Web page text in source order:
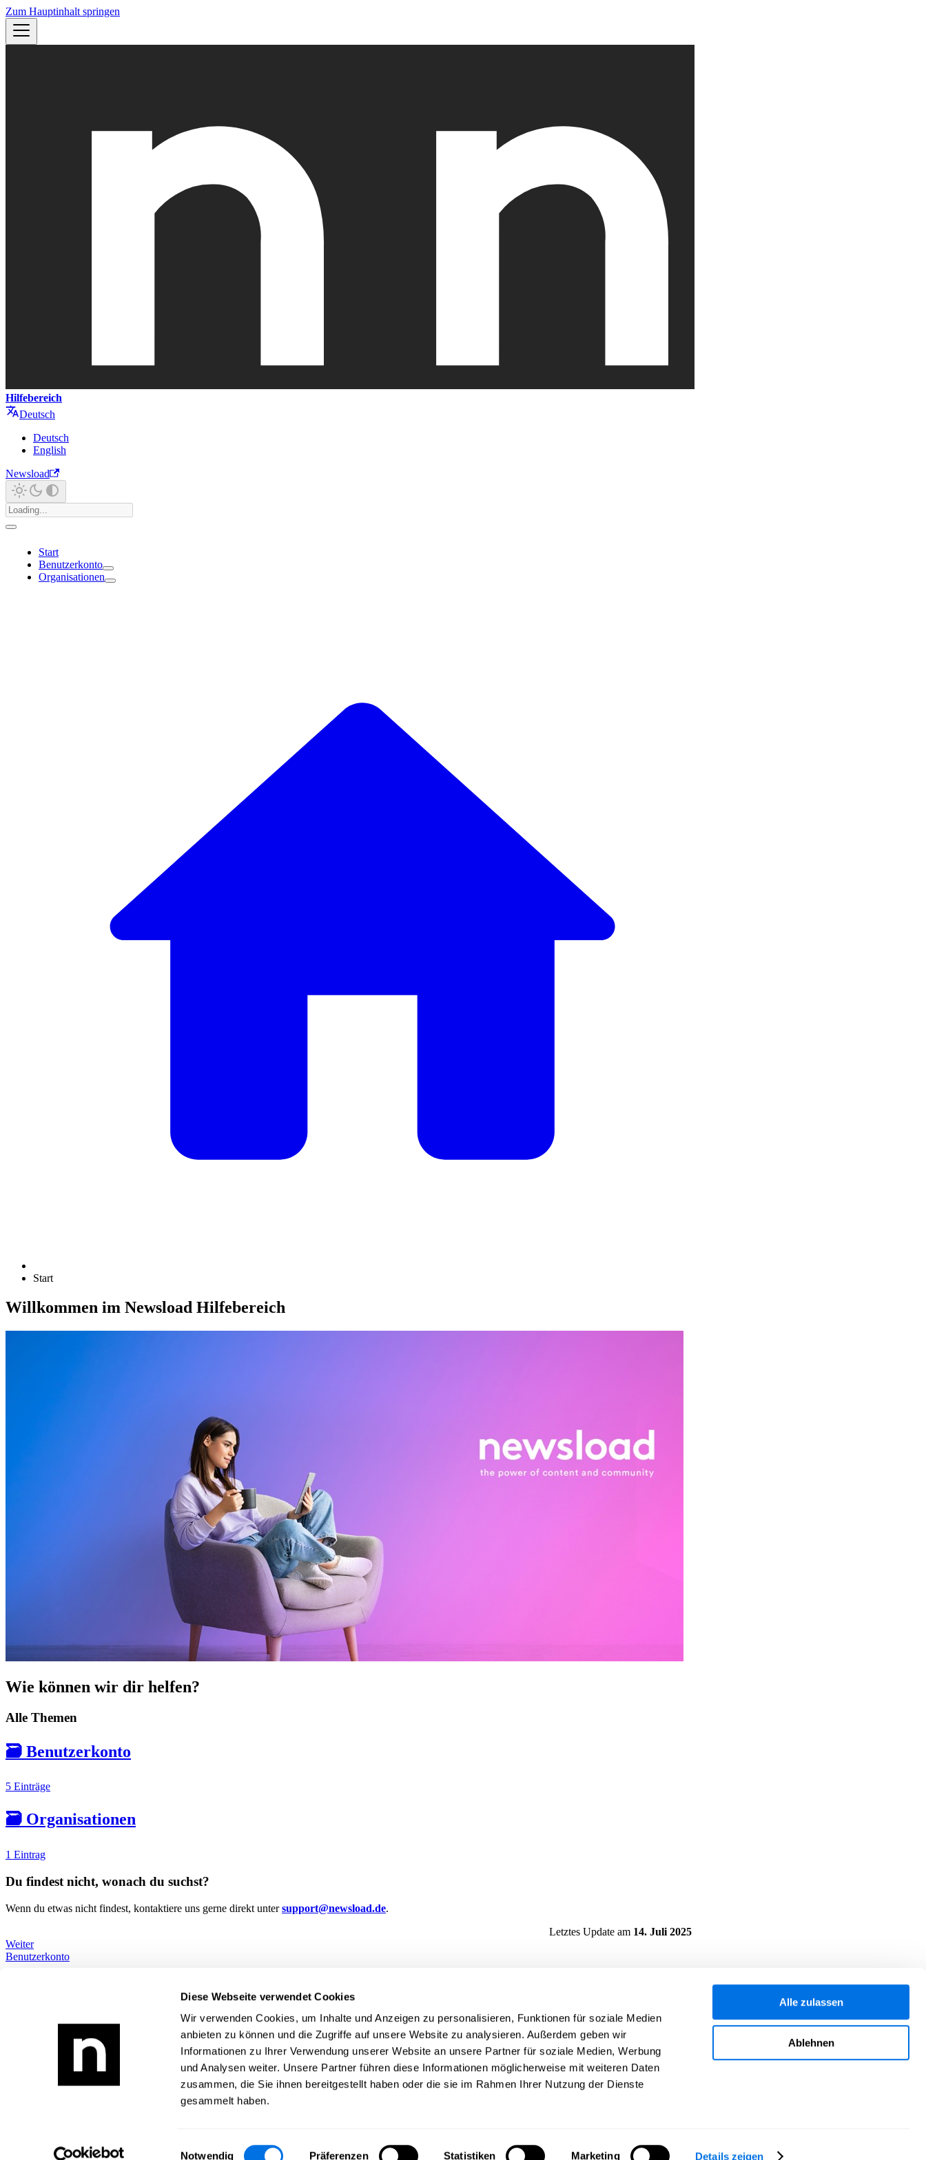
Diese Webseite verwendet Cookies
Wir verwenden Cookies, um Inhalte und Anzeigen zu personalisieren, Funktionen für soziale Medien
anbieten zu können und die Zugriffe auf unsere Website zu analysieren. Außerdem geben wir
Informationen zu Ihrer Verwendung unserer Website an unsere Partner für soziale Medien, Werbung
und Analysen weiter. Unsere Partner führen diese Informationen möglicherweise mit weiteren Daten
zusammen, die Sie ihnen bereitgestellt haben oder die sie im Rahmen Ihrer Nutzung der Dienste
gesammelt haben.
Einwilligungsauswahl
Notwendig Präferenzen Statistiken Marketing Details zeigen
Alle zulassen
Ablehnen
Zum Hauptinhalt springen
Hilfebereich
Deutsch
Deutsch
English
Newsload
Start
Benutzerkonto
Organisationen
Start
Willkommen im Newsload Hilfebereich
Wie können wir dir helfen?
Alle Themen
🗃️ Benutzerkonto
5 Einträge
🗃️ Organisationen
1 Eintrag
Du findest nicht, wonach du suchst?
Wenn du etwas nicht findest, kontaktiere uns gerne direkt untersupport@newsload.de.
Letztes Update am 14. Juli 2025
Weiter
Benutzerkonto
Du findest nicht, wonach du suchst?
Was ist Newsload?
Kontakt